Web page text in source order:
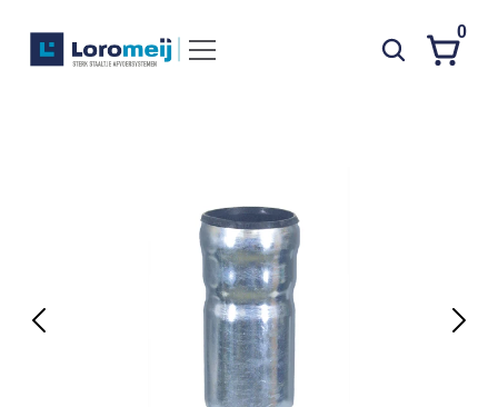
0